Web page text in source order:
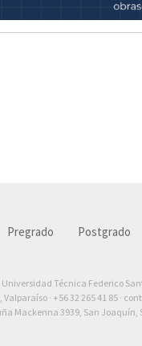
Pregrado Postgrado
Universidad Técnica Federico
· +56 32 265 41 85 ·
Mackenna 3939, San Joaquín,